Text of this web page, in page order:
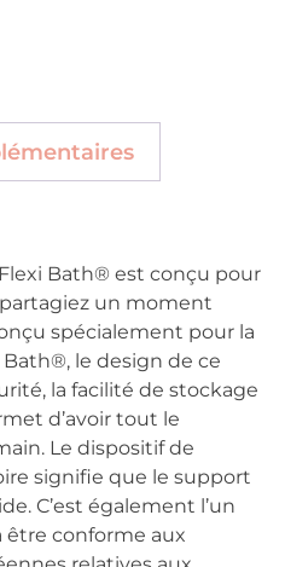
Bath® est conçu pour
un moment
spécialement pour la
le design de ce
la facilité de stockage
d’avoir tout le
Le dispositif de
signifie que le support
C’est également l’un
être conforme aux